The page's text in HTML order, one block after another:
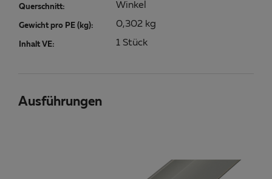
Querschnitt: Winkel
Gewicht pro PE (kg): 0,302 kg
Inhalt VE: 1 Stück
Ausführungen